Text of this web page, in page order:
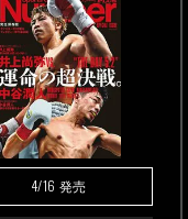
4/16 発売